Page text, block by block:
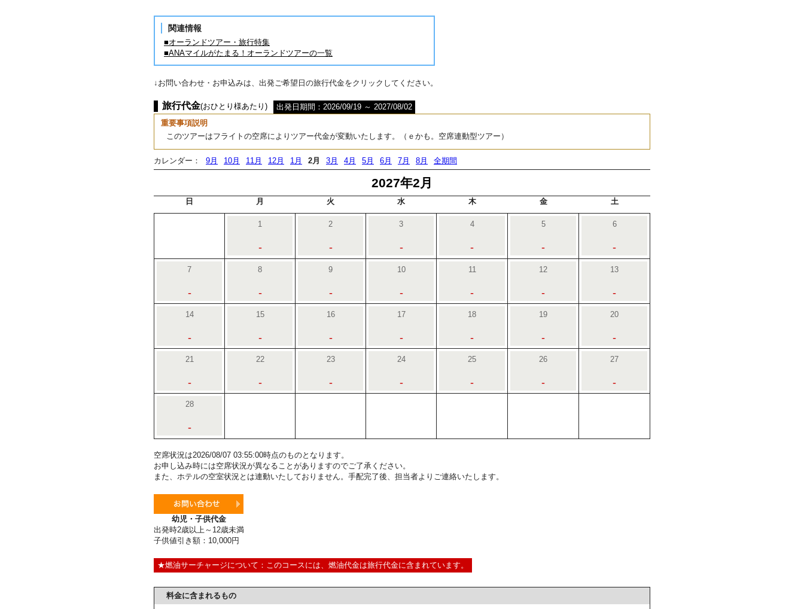
関連情報
■オーランドツアー・旅行特集
■ANAマイルがたまる！オーランドツアーの一覧
↓お問い合わせ・お申込みは、出発ご希望日の旅行代金をクリックしてください。
旅行代金(おひとり様あたり)
出発日期間：2026/09/19 ～ 2027/08/02
重要事項説明
このツアーはフライトの空席によりツアー代金が変動いたします。（ｅかも。空席連動型ツアー）
カレンダー： 9月 10月 11月 12月 1月 2月 3月 4月 5月 6月 7月 8月 全期間
2027年2月
日 月 火 水 木 金 土
1
-
2
-
3
-
4
-
5
-
6
-
7
-
8
-
9
-
10
-
11
-
12
-
13
-
14
-
15
-
16
-
17
-
18
-
19
-
20
-
21
-
22
-
23
-
24
-
25
-
26
-
27
-
28
-
空席状況は2026/08/07 03:55:00時点のものとなります。
お申し込み時には空席状況が異なることがありますのでご了承ください。
また、ホテルの空室状況とは連動いたしておりません。手配完了後、担当者よりご連絡いたします。
幼児・子供代金
出発時2歳以上～12歳未満
子供値引き額：10,000円
★燃油サーチャージについて：このコースには、燃油代金は旅行代金に含まれています。
料金に含まれるもの